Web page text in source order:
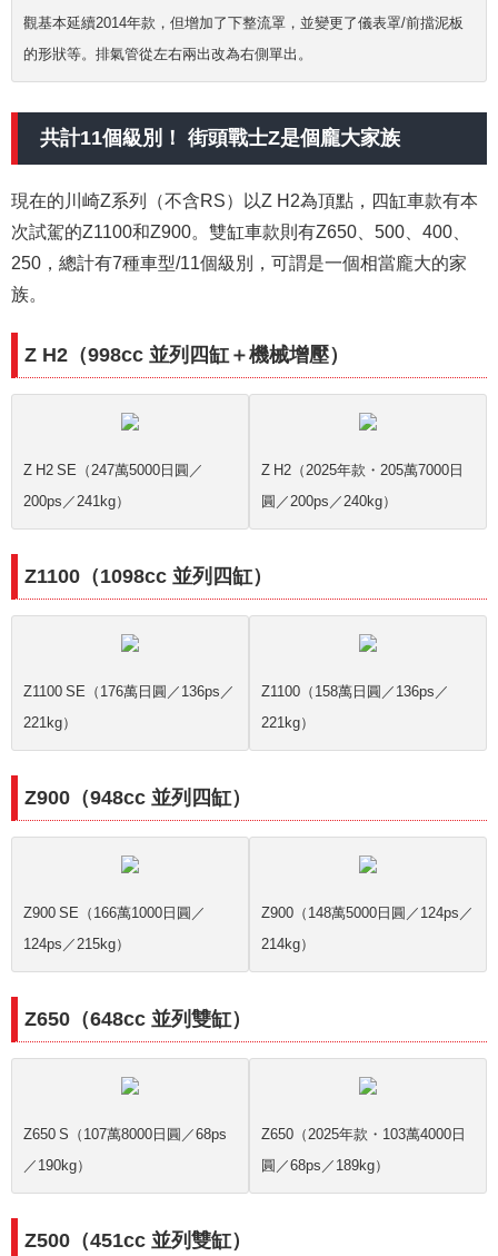
觀基本延續2014年款，但增加了下整流罩，並變更了儀表罩/前擋泥板
的形狀等。排氣管從左右兩出改為右側單出。
共計11個級別！ 街頭戰士Z是個龐大家族
現在的川崎Z系列（不含RS）以Z H2為頂點，四缸車款有本
次試駕的Z1100和Z900。雙缸車款則有Z650、500、400、
250，總計有7種車型/11個級別，可謂是一個相當龐大的家
族。
Z H2（998cc 並列四缸＋機械增壓）
Z H2 SE（247萬5000日圓／
200ps／241kg）
Z H2（2025年款・205萬7000日
圓／200ps／240kg）
Z1100（1098cc 並列四缸）
Z1100 SE（176萬日圓／136ps／
221kg）
Z1100（158萬日圓／136ps／
221kg）
Z900（948cc 並列四缸）
Z900 SE（166萬1000日圓／
124ps／215kg）
Z900（148萬5000日圓／124ps／
214kg）
Z650（648cc 並列雙缸）
Z650 S（107萬8000日圓／68ps
／190kg）
Z650（2025年款・103萬4000日
圓／68ps／189kg）
Z500（451cc 並列雙缸）